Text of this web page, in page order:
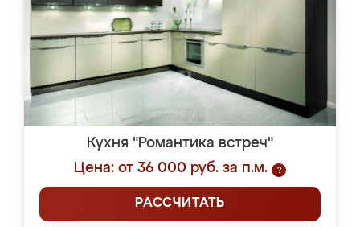
Кухня "Романтика встреч"
Цена: от 36 000 руб. за п.м.
?
РАССЧИТАТЬ